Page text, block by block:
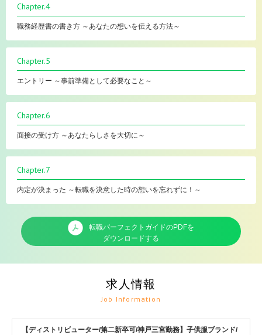
Chapter.4
職務経歴書の書き方 ～あなたの想いを伝える方法～
Chapter.5
エントリー ～事前準備として必要なこと～
Chapter.6
面接の受け方 ～あなたらしさを大切に～
Chapter.7
内定が決まった ～転職を決意した時の想いを忘れずに！～
転職パーフェクトガイドのPDFを
ダウンロードする
求人情報
Job Information
【ディストリビューター/第二新卒可/神戸三宮勤務】子供服ブランド/